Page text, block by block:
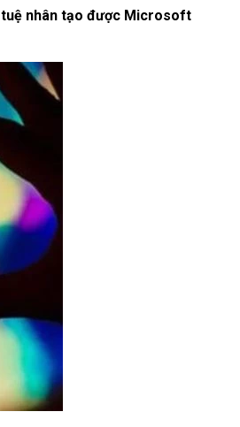
nhân tạo được Microsoft